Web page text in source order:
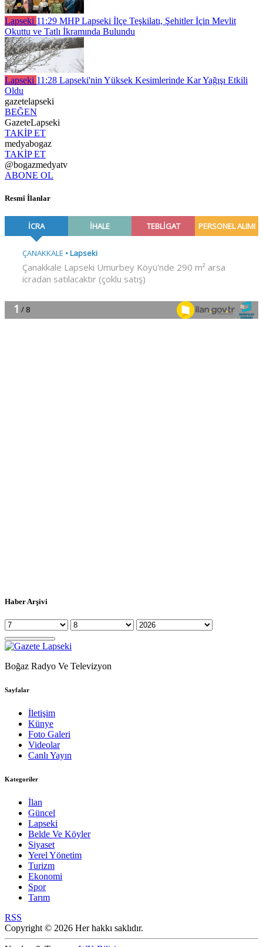
Lapseki 11:29 MHP Lapseki İlçe Teşkilatı, Şehitler İçin Mevlit
Okuttu ve Tatlı İkramında Bulundu
Lapseki 11:28 Lapseki'nin Yüksek Kesimlerinde Kar Yağışı Etkili
Oldu
gazetelapseki
BEĞEN
GazeteLapseki
TAKİP ET
medyabogaz
TAKİP ET
@bogazmedyatv
ABONE OL
Resmî İlanlar
Haber Arşivi
Boğaz Radyo Ve Televizyon
Sayfalar
İletişim
Künye
Foto Galeri
Videolar
Canlı Yayın
Kategoriler
İlan
Güncel
Lapseki
Belde Ve Köyler
Siyaset
Yerel Yönetim
Turizm
Ekonomi
Spor
Tarım
RSS
Copyright © 2026 Her hakkı saklıdır.